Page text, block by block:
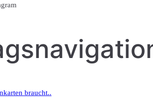
braucht..